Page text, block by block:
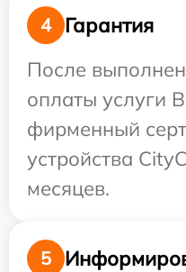
4
Гарантия
После
оплаты услуги
фирменный
устройства
месяцев.
5